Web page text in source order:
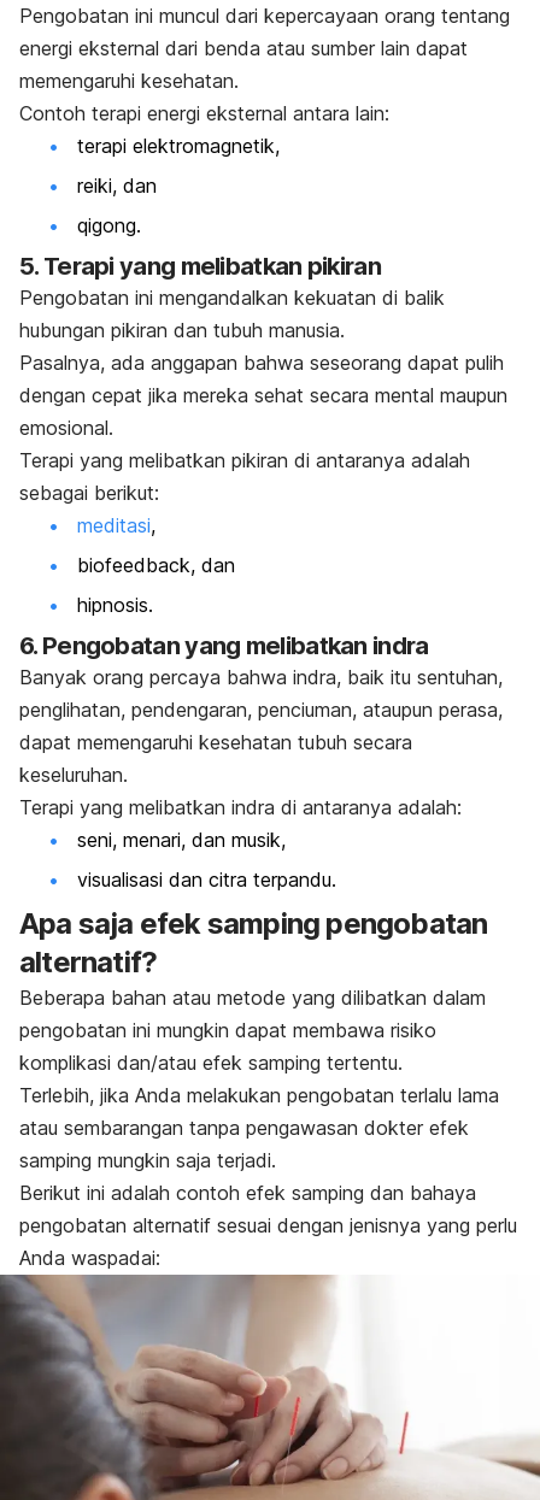
Pengobatan ini muncul dari kepercayaan orang tentang
energi eksternal dari benda atau sumber lain dapat
memengaruhi kesehatan.
Contoh terapi energi eksternal antara lain:
terapi elektromagnetik,
reiki, dan
qigong.
5. Terapi yang melibatkan pikiran
Pengobatan ini mengandalkan kekuatan di balik
hubungan pikiran dan tubuh manusia.
Pasalnya, ada anggapan bahwa seseorang dapat pulih
dengan cepat jika mereka sehat secara mental maupun
emosional.
Terapi yang melibatkan pikiran di antaranya adalah
sebagai berikut:
meditasi,
biofeedback, dan
hipnosis.
6. Pengobatan yang melibatkan indra
Banyak orang percaya bahwa indra, baik itu sentuhan,
penglihatan, pendengaran, penciuman, ataupun perasa,
dapat memengaruhi kesehatan tubuh secara
keseluruhan.
Terapi yang melibatkan indra di antaranya adalah:
seni, menari, dan musik,
visualisasi dan citra terpandu.
Apa saja efek samping pengobatan
alternatif?
Beberapa bahan atau metode yang dilibatkan dalam
pengobatan ini mungkin dapat membawa risiko
komplikasi dan/atau efek samping tertentu.
Terlebih, jika Anda melakukan pengobatan terlalu lama
atau sembarangan tanpa pengawasan dokter efek
samping mungkin saja terjadi.
Berikut ini adalah contoh efek samping dan bahaya
pengobatan alternatif sesuai dengan jenisnya yang perlu
Anda waspadai: